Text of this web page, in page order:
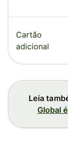
Cartão
adicional
Leia
Global